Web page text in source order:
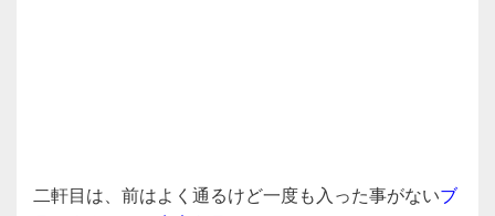
二軒目は、前はよく通るけど一度も入った事がないブ